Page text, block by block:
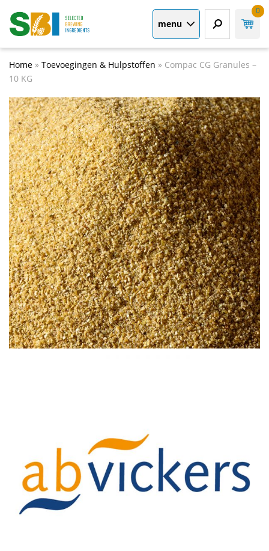
menu
0
Home » Toevoegingen & Hulpstoffen » Compac CG Granules –
10 KG